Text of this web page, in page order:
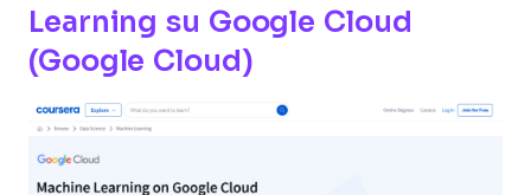
Learning su Google Cloud
(Google Cloud)